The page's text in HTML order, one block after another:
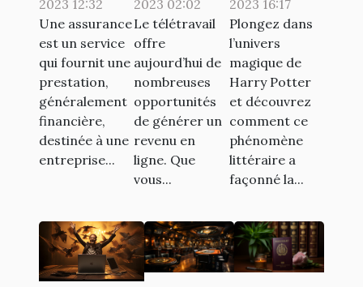
en France :
lesquelles
sont
exigées ?
2023 12:32
Une assurance
est un service
qui fournit une
prestation,
généralement
financière,
destinée à une
entreprise...
pour se
faire de
l'argent en
télétravail
?
2023 02:02
Le télétravail
offre
aujourd’hui de
nombreuses
opportunités
de générer un
revenu en
ligne. Que
vous...
la culture
populaire à
travers les
chasses au
trésor
2023 16:17
Plongez dans
l’univers
magique de
Harry Potter
et découvrez
comment ce
phénomène
littéraire a
façonné la...